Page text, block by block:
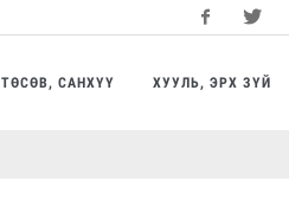
ТӨСӨВ, САНХҮҮ ХУУЛЬ, ЭРХ ЗҮЙ